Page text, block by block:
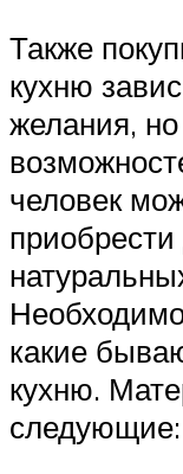
Также
кухню
желания,
человек
приобрести
какие
кухню.
следующие: